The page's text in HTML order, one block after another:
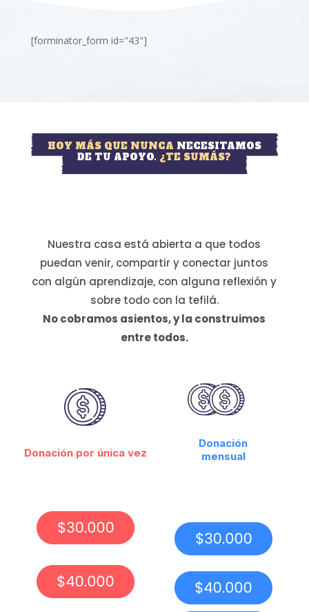
[forminator_form id="43"]
HOY MÁS QUE NUNCA NECESITAMOS
DE TU APOYO. ¿TE SUMÁS?
Nuestra casa está abierta a que todos
puedan venir, compartir y conectar juntos
con algún aprendizaje, con alguna reflexión y
sobre todo con la tefilá.
No cobramos asientos, y la construimos
entre todos.
Donación por única vez
Donación
mensual